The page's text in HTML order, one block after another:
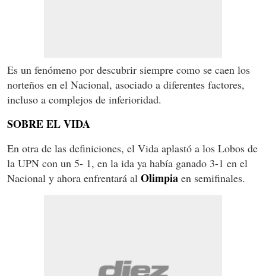
Es un fenómeno por descubrir siempre como se caen los
norteños en el Nacional, asociado a diferentes factores,
incluso a complejos de inferioridad.
SOBRE EL VIDA
En otra de las definiciones, el Vida aplastó a los Lobos de
la UPN con un 5- 1, en la ida ya había ganado 3-1 en el
Nacional y ahora enfrentará al Olimpia en semifinales.